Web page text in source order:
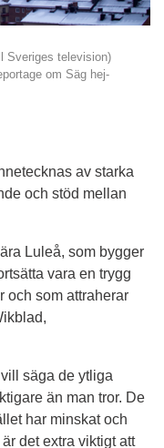
Sveriges television)
om Säg hej-
av starka
och stöd mellan
Luleå, som bygger
vara en trygg
och som attraherar
säga de ytliga
än man tror. De
har minskat och
det extra viktigt att